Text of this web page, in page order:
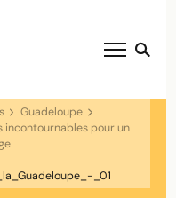
Guadeloupe
incontournables pour un
_01